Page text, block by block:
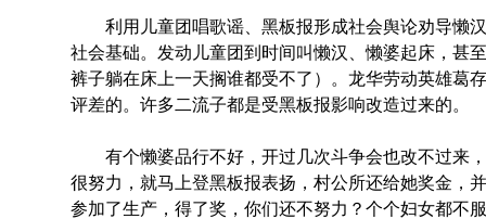
利用儿童团唱歌谣、黑板报形成社会舆论劝导懒汉
社会基础。发动儿童团到时间叫懒汉、懒婆起床，甚
裤子躺在床上一天搁谁都受不了）。龙华劳动英雄葛
评差的。许多二流子都是受黑板报影响改造过来的。
有个懒婆品行不好，开过几次斗争会也改不过来，
很努力，就马上登黑板报表扬，村公所还给她奖金，
参加了生产，得了奖，你们还不努力？个个妇女都不